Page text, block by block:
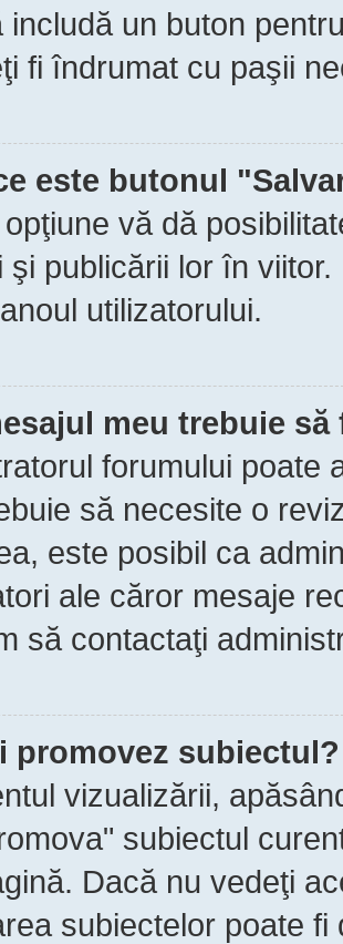
includă un buton
fi îndrumat cu paşii
este butonul
vă dă
şi publicării lor în
utilizatorului.
meu trebuie
forumului poate
să necesite o
este posibil ca
ale căror mesaje
să contactaţi
promovez subiectul?
vizualizării,
subiectul
Dacă nu vedeţi
subiectelor poate